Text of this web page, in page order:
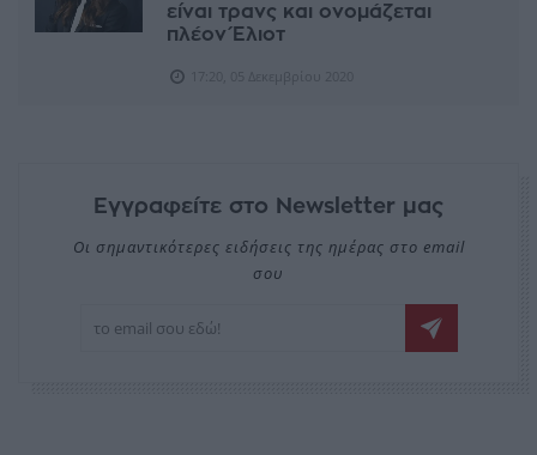
είναι τρανς και ονομάζεται
πλέον Έλιοτ
Εγγραφείτε στο Newsletter μας
Οι σημαντικότερες ειδήσεις της ημέρας στο email
σου